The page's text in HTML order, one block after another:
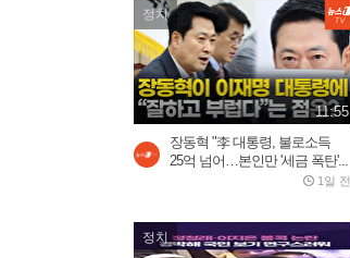
정치
11:55
장동혁 "李 대통령, 불로소득
25억 넘어…본인만 '세금 폭탄'...
1일 전
정치